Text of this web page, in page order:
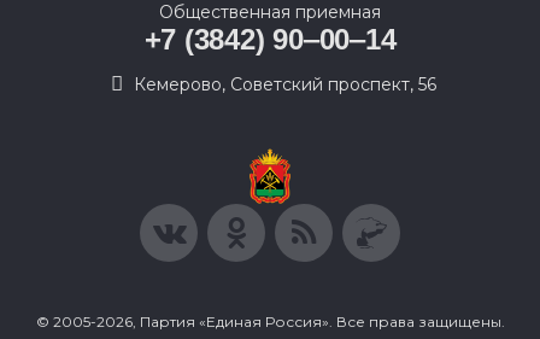
Общественная приемная
+7 (3842) 90‒00‒14
​Кемерово, Советский проспект, 56
© 2005-2026, Партия «Единая Россия». Все права защищены.